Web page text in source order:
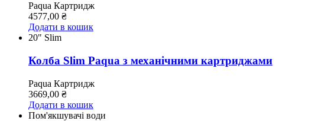
Paqua Картридж
4577,00 ₴
Додати в кошик
20" Slim
Колба Slim Paqua з механічними картриджами
Paqua Картридж
3669,00 ₴
Додати в кошик
Пом'якшувачі води